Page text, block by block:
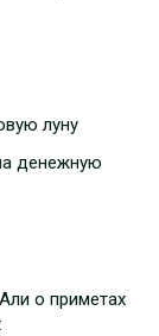
луну
денежную
о приметах